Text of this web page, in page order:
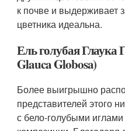
к почве и выдерживает
цветника идеальна.
Ель голубая Глаука
Glauca Globosa)
Более выигрышно
представителей этого
с бело-голубыми